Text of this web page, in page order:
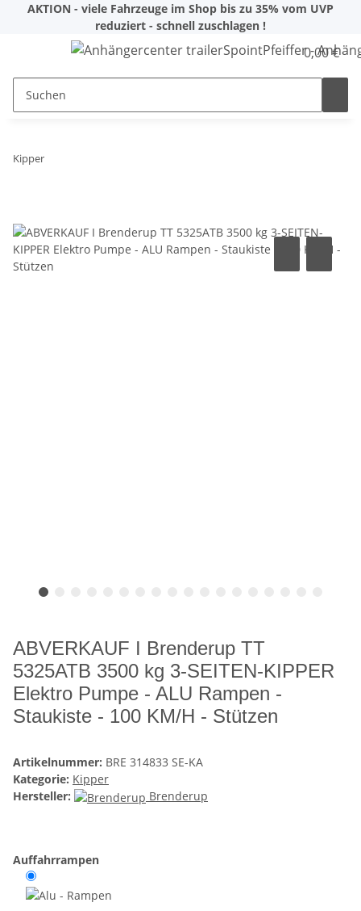
AKTION - viele Fahrzeuge im Shop bis zu 35% vom UVP
reduziert - schnell zuschlagen !
0,00 €
Kipper
ABVERKAUF I Brenderup TT
5325ATB 3500 kg 3-SEITEN-KIPPER
Elektro Pumpe - ALU Rampen -
Staukiste - 100 KM/H - Stützen
Artikelnummer: BRE 314833 SE-KA
Kategorie: Kipper
Hersteller:
Brenderup
Auffahrrampen